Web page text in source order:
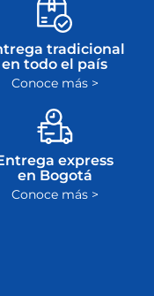
tradicional
en todo el país
Conoce más >
express
en Bogotá
Conoce más >